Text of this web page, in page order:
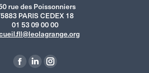
rue des Poissonniers
PARIS CEDEX 18
01 53 09 00 00
La
La
La